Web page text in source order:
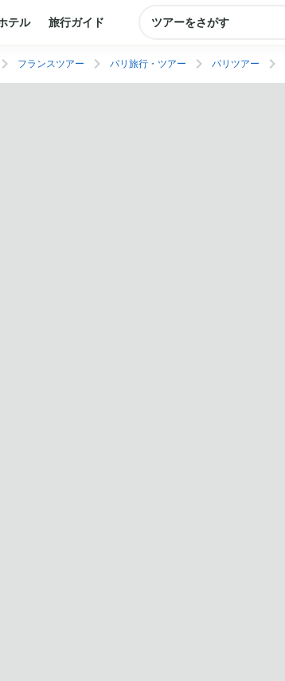
テル 旅行ガイド ツアーをさがす
フランスツアー パリ旅行・ツアー パリツアー